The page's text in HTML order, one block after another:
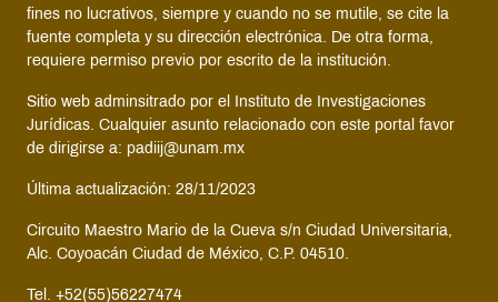
fines no lucrativos, siempre y cuando no se mutile, se cite la
fuente completa y su dirección electrónica. De otra forma,
requiere permiso previo por escrito de la institución.
Sitio web adminsitrado por el Instituto de Investigaciones
Jurídicas. Cualquier asunto relacionado con este portal favor
de dirigirse a: padiij@unam.mx
Última actualización: 28/11/2023
Circuito Maestro Mario de la Cueva s/n Ciudad Universitaria,
Alc. Coyoacán Ciudad de México, C.P. 04510.
Tel. +52(55)56227474